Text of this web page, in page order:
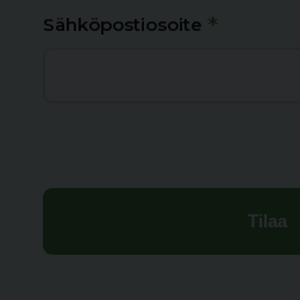
Sähköpostiosoite *